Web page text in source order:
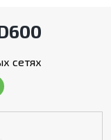
сетях